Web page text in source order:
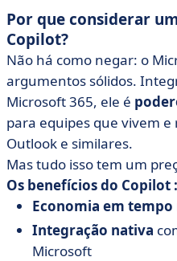
Por que considerar
Copilot?
Não há como negar: o
argumentos sólidos.
Microsoft 365, ele é
para equipes que vivem e
Outlook e similares.
Mas tudo isso tem um
Os benefícios do Copilot :
Economia em tempo
Integração nativa
Microsoft